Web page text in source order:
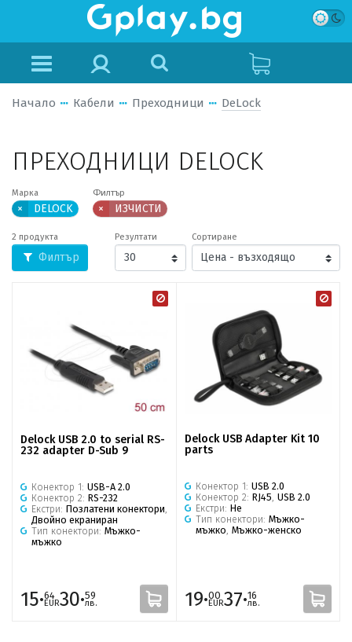
Начало Кабели Преходници DeLock
ПРЕХОДНИЦИ DELOCK
Марка
× DELOCK
Филтър
× ИЗЧИСТИ
2 продукта
Филтър
Резултати Сортиране
Delock USB 2.0 to serial RS-
232 adapter D-Sub 9
Конектор 1: USB-A 2.0
Конектор 2: RS-232
Екстри: Позлатени конектори
Двойно екраниран
Тип конектори: Мъжко-
мъжко
15·64
EUR30·59
лв.
Delock USB Adapter Kit 10
parts
Конектор 1: USB 2.0
Конектор 2: RJ45 USB 2.0
Екстри: Не
Тип конектори: Мъжко-
мъжко Мъжко-женско
19·00
EUR37·16
лв.